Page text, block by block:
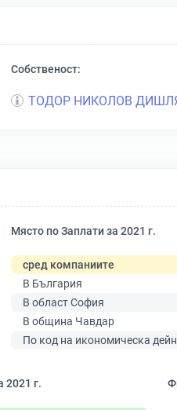
Собственост:
ТОДОР НИКОЛОВ
Място по Заплати за 2021 г.
сред компаниите
В България
В област София
В община Чавдар
По код на икономическа
2021 г.